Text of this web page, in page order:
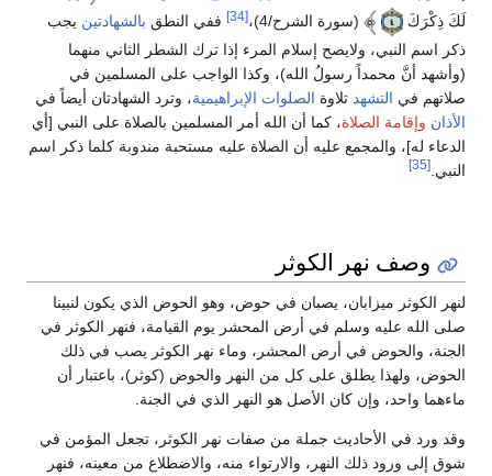
لَكَ ذِكْرَكَ (سورة الشرح/4)، [34] ففي النطق بالشهادتين يجب
ذكر اسم النبي، ولايصح إسلام المرء إذا ترك الشطر الثاني منهما
(وأشهد أنَّ محمداً رسولُ الله)، وكذا الواجب على المسلمين في
صلاتهم في التشهد تلاوة الصلوات الإبراهيمية، وترد الشهادتان أيضاً في
الأذان وإقامة الصلاة، كما أن الله أمر المسلمين بالصلاة على النبي [أي
الدعاء له]، والمجمع عليه أن الصلاة عليه مستحبة مندوبة كلما ذكر اسم
النبي. [35]
وصف نهر الكوثر
لنهر الكوثر ميزابان، يصبان في حوض، وهو الحوض الذي يكون لنبينا
صلى الله عليه وسلم في أرض المحشر يوم القيامة، فنهر الكوثر في
الجنة، والحوض في أرض المحشر، وماء نهر الكوثر يصب في ذلك
الحوض، ولهذا يطلق على كل من النهر والحوض (كوثر)، باعتبار أن
ماءهما واحد، وإن كان الأصل هو النهر الذي في الجنة.
وقد ورد في الأحاديث جملة من صفات نهر الكوثر، تجعل المؤمن في
شوق إلى ورود ذلك النهر، والارتواء منه، والاضطلاع من معينه، فنهر